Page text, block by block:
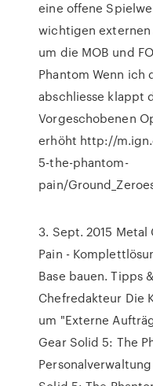
eine offene
wichtigen
um die MOB und
Phantom Wenn ich
abschliesse klappt
Vorgeschobenen
erhöht http://
5-the-phantom-
pain/
3. Sept. 2015 Metal
Pain -
Base bauen. Tipps
Chefredakteur Die
um "Externe
Gear Solid 5: The